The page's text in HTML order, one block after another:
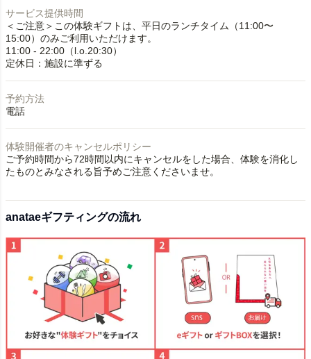
サービス提供時間
＜ご注意＞この体験ギフトは、平日のランチタイム（11:00〜
15:00）のみご利用いただけます。
11:00 - 22:00（l.o.20:30）
定休日：施設に準ずる
予約方法
電話
体験開催者のキャンセルポリシー
ご予約時間から72時間以内にキャンセルをした場合、体験を消化し
たものとみなされる旨予めご注意くださいませ。
anataeギフティングの流れ